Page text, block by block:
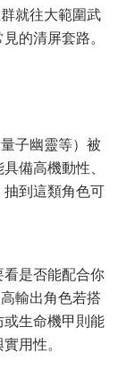
就往大範圍武
的清屏套路。
子幽靈等）被
備高機動性、
到這類角色可
看是否能配合你
輸出角色若搭
或生命機甲則能
用性。